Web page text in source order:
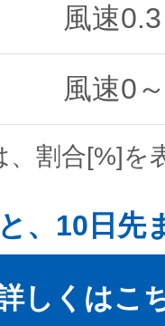
風速
風速0
割合[%]を
、10日先
しくはこ